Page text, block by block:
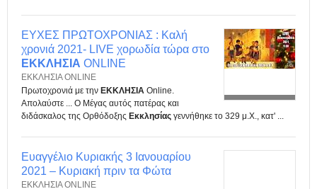
ΕΥΧΕΣ ΠΡΩΤΟΧΡΟΝΙΑΣ : Καλή
χρονιά 2021- LIVE χορωδία τώρα στο
ΕΚΚΛΗΣΙΑ ONLINE
ΕΚΚΛΗΣΙΑ ONLINE
Πρωτοχρονιά με την ΕΚΚΛΗΣΙΑ Online.
Απολαύστε ... Ο Μέγας αυτός πατέρας και
διδάσκαλος της Ορθόδοξης Εκκλησίας γεννήθηκε το 329 μ.Χ., κατ' ...
Ευαγγέλιο Κυριακής 3 Ιανουαρίου
2021 – Κυριακή πριν τα Φώτα
ΕΚΚΛΗΣΙΑ ONLINE